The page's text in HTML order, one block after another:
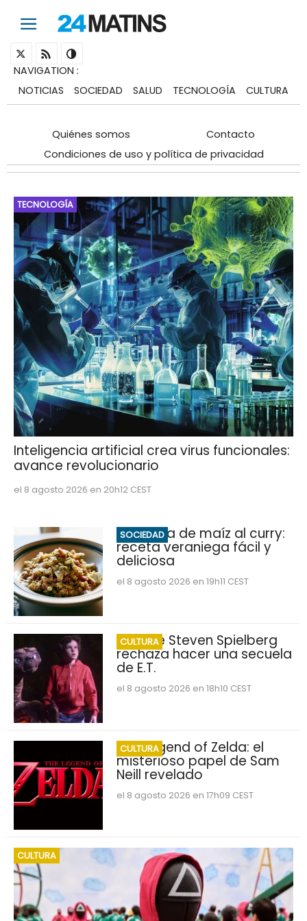
NAVIGATION :
NOTICIAS
SOCIEDAD SALUD TECNOLOGÍA CULTURA
Quiénes somos
Contacto
Condiciones de uso y política de privacidad
TECNOLOGÍA
Inteligencia artificial crea virus funcionales:
avance revolucionario
el 8 agosto 2026 en 20h12 CEST
SOCIEDAD
Ensalada de maíz al curry:
receta veraniega fácil y
deliciosa
el 8 agosto 2026 en 19h11 CEST
CULTURA
Por qué Steven Spielberg
rechaza hacer una secuela
de E.T.
el 8 agosto 2026 en 18h10 CEST
CULTURA
The Legend of Zelda: el
misterioso papel de Sam
Neill revelado
el 8 agosto 2026 en 17h09 CEST
CULTURA